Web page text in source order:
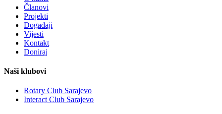
Članovi
Projekti
Događaji
Vijesti
Kontakt
Doniraj
Naši klubovi
Rotary Club Sarajevo
Interact Club Sarajevo